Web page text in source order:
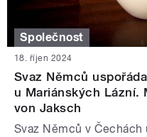
Společnost
18. říjen 2024
Svaz Němců
u Mariánských Lázní.
von Jaksch
Svaz Němců v Čechách